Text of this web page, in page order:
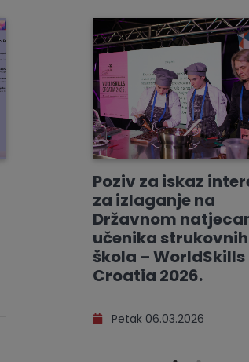
Poziv za iskaz
za izlaganje na
Državnom
učenika strukovnih
škola – WorldSkills
Croatia 2026.
Petak 06.03.2026